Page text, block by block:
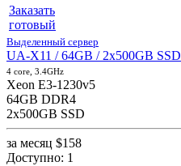
Заказать
готовый
Выделенный сервер
UA-X11 / 64GB / 2x500GB SSD
4 core, 3.4GHz
Xeon E3-1230v5
64GB DDR4
2x500GB SSD
за месяц $158
Доступно: 1